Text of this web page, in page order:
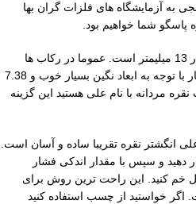
به آزمایشگاه های فلزات گران بها
شما خواهیم بود.
ابعاد نگین خور این رکاب نقره 16 در 13 میلیمتر است. عموما در رکاب ها
عرض نصف طول است. وزن این کار با توجه به ابعاد نگین بسیار خوب و 7.38
مردانه با نام علی هستید این گزینه
انگشتر نقره تقریبا ساده و آسان است.
دهید و سپس با مقدار اندکی فشار
خم کنید. این راحت ترین روش برای
خواستید از چسب استفاده کنید